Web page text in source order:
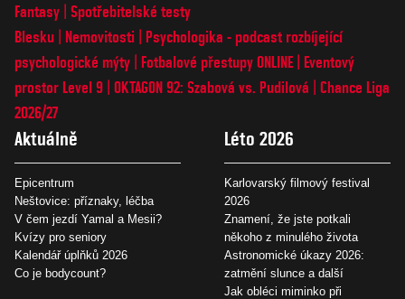
Fantasy Spotřebitelské testy
Blesku
Nemovitosti
Psychologika - podcast rozbíjející
psychologické mýty
Fotbalové přestupy ONLINE
Eventový
prostor Level 9 OKTAGON 92: Szabová vs. Pudilová
Chance Liga
2026/27
Aktuálně
Epicentrum
Neštovice: příznaky, léčba
V čem jezdí Yamal a Mesii?
Kvízy pro seniory
Kalendář úplňků 2026
Co je bodycount?
Léto 2026
Karlovarský filmový festival
2026
Znamení, že jste potkali
někoho z minulého života
Astronomické úkazy 2026:
zatmění slunce a další
Jak obléci miminko při